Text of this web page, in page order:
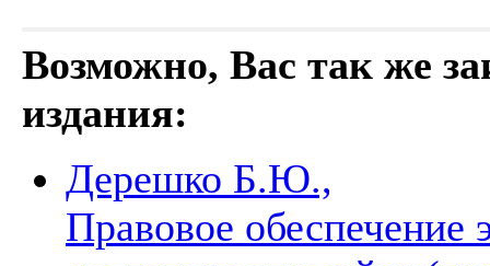
Возможно, Вас так же
издания:
Дерешко Б.Ю.,
Правовое обеспечение